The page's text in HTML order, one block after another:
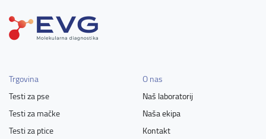
Trgovina
Testi za pse
Testi za mačke
Testi za ptice
O nas
Naš laboratorij
Naša ekipa
Kontakt